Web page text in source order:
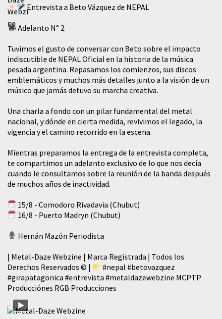
Entrevista a Beto Vázquez de NEPAL
Adelanto N° 2
Tuvimos el gusto de conversar con Beto sobre el impacto
indiscutible de NEPAL Oficial en la historia de la música
pesada argentina. Repasamos los comienzos, sus discos
emblemáticos y muchos más detalles junto a la visión de un
músico que jamás detuvo su marcha creativa.
​Una charla a fondo con un pilar fundamental del metal
nacional, y dónde en cierta medida, revivimos el legado, la
vigencia y el camino recorrido en la escena.
Mientras preparamos la entrega de la entrevista completa,
te compartimos un adelanto exclusivo de lo que nos decía
cuando le consultamos sobre la reunión de la banda después
de muchos años de inactividad.
15/8 - Comodoro Rivadavia (Chubut)
16/8 - Puerto Madryn (Chubut)
Hernán Mazón Periodista
| Metal-Daze Webzine | Marca Registrada | Todos los
Derechos Reservados © |
#nepal #betovazquez
#girapatagonica #entrevista #metaldazewebzine MCPTP
Producciónes RGB Producciones